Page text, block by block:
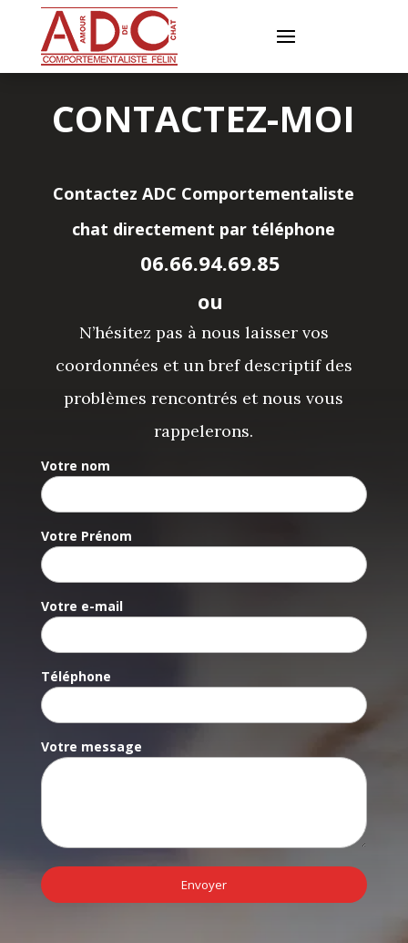
CONTACTEZ-MOI
Contactez ADC Comportementaliste
chat directement par téléphone
06.66.94.69.85
ou
N’hésitez pas à nous laisser vos
coordonnées et un bref descriptif des
problèmes rencontrés et nous vous
rappelerons.
Votre nom
Votre Prénom
Votre e-mail
Téléphone
Votre message